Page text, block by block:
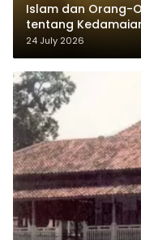
Islam dan Orang-
tentang
dalam Pemikiran
24 July 2026